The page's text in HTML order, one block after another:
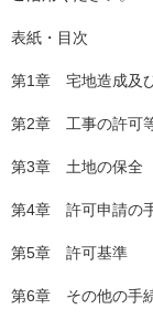
表紙・目次
第1章 宅地造成及
第2章 工事の許可
第3章 土地の保全
第4章 許可申請の
第5章 許可基準
第6章 その他の手